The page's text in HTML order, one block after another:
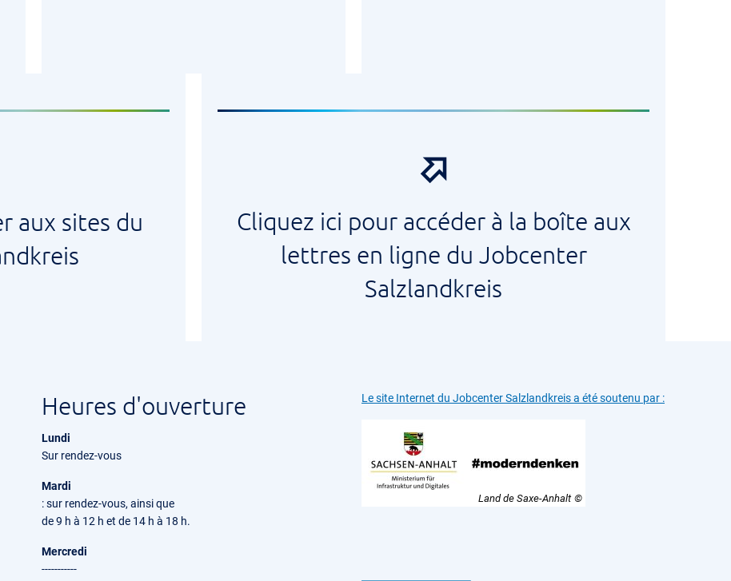
aux sites du
Cliquez ici pour accéder à la boîte aux
lettres en ligne du Jobcenter
Salzlandkreis
Heures d'ouverture
Lundi
Sur rendez-vous
Mardi
: sur rendez-vous, ainsi que
de 9 h à 12 h et de 14 h à 18 h.
Mercredi
-----------
Le site Internet du Jobcenter Salzlandkreis a été soutenu par :
Land de Saxe-Anhalt